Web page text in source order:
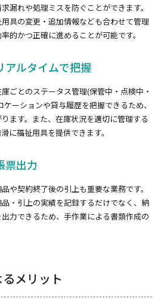
漏れや処理ミスを防ぐことができます。
具の変更・追加情報なども合わせて管理
的かつ正確に進めることが可能です。
アルタイムで把握
ごとのステータス管理(保管中・点検中・
ーションや貸与履歴を把握できるため、
ます。また、在庫状況を適切に管理する
に福祉用具を提供できます。
票出力
や契約終了後の引上も重要な業務です。
・引上の実績を記録するだけでなく、納
力できるため、手作業による書類作成の
メリット